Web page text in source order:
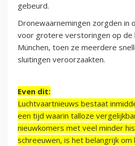
gebeurd.
Dronewaarnemingen zorgden in
voor grotere verstoringen op de
München, toen ze meerdere
sluitingen veroorzaakten.
Even dit:
Luchtvaartnieuws bestaat
een tijd waarin talloze
nieuwkomers met veel minder
schreeuwen, is het belangrijk